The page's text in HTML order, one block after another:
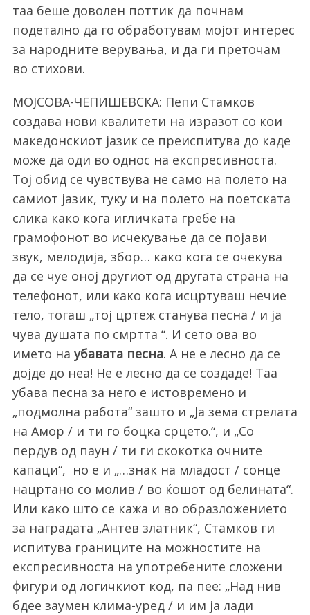
таа беше доволен поттик да почнам
подетално да го обработувам мојот интерес
за народните верувања, и да ги преточам
во стихови.
МОЈСОВА-ЧЕПИШЕВСКА: Пепи Стамков
создава нови квалитети на изразот со кои
македонскиот јазик се преиспитува до каде
може да оди во однос на експресивноста.
Тој обид се чувствува не само на полето на
самиот јазик, туку и на полето на поетската
слика како кога игличката гребе на
грамофонот во исчекување да се појави
звук, мелодија, збор… како кога се очекува
да се чуе оној другиот од другата страна на
телефонот, или како кога исцртуваш нечие
тело, тогаш „тој цртеж станува песна / и ја
чува душата по смртта “. И сето ова во
името наубавата песна. А не е лесно да се
дојде до неа! Не е лесно да се создаде! Таа
убава песна за него е истовремено и
„подмолна работа“ зашто и „Ја зема стрелата
на Амор / и ти го боцка срцето.“, и „Со
пердув од паун / ти ги скокотка очните
капаци“, но е и „…знак на младост / сонце
нацртано со молив / во ќошот од белината“.
Или како што се кажа и во образложението
за наградата „Антев златник“, Стамков ги
испитува границите на можностите на
експресивноста на употребените сложени
фигури од логичкиот код, па пее: „Над нив
бдее заумен клима-уред / и им ја лади